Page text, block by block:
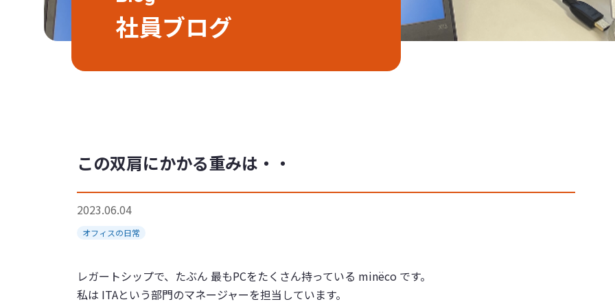
社員ブログ
この双肩にかかる重みは・・
2023.06.04
オフィスの日常
レガートシップで、たぶん 最もPCをたくさん持っている minëco です。
私は ITAという部門のマネージャーを担当しています。